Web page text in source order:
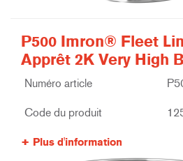
P500 Imron® Fleet
Apprêt 2K Very High
Numéro article
Code du produit
Plus d'information